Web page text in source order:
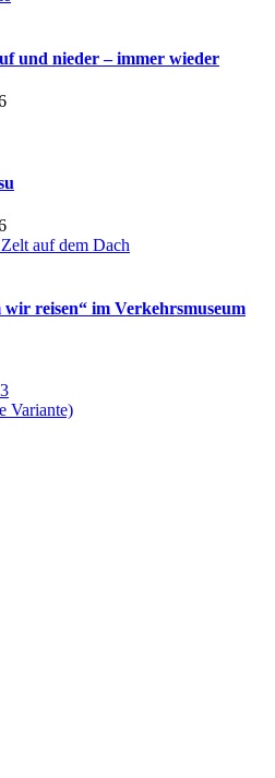
und nieder – immer wieder
reisen“ im Verkehrsmuseum